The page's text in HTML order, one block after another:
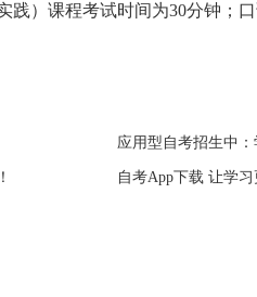
践）课程考试时间为30分钟；
应用型自考招生中
自考App下载 让学